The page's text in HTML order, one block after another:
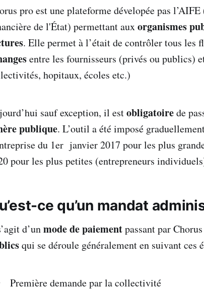
pro est une plateforme dévelopée pas
de l'État) permettant auxorganismes
. Elle permet à l’était de contrôler tous les
entre les fournisseurs (privés ou publics)
hopitaux, écoles etc.)
sauf exception, il estobligatoirede
publique. L’outil a été imposé
du 1er janvier 2017 pour les plus
pour les plus petites (entrepreneurs
ce qu’un mandat
d’unmode de paiementpassant par
qui se déroule généralement en suivant ces
Première demande par la collectivité